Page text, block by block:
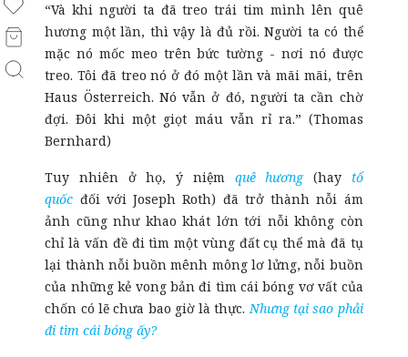
“Và khi người ta đã treo trái tim mình lên quê
hương một lần, thì vậy là đủ rồi. Người ta có thể
mặc nó mốc meo trên bức tường - nơi nó được
treo. Tôi đã treo nó ở đó một lần và mãi mãi, trên
Haus Österreich. Nó vẫn ở đó, người ta cần chờ
đợi. Đôi khi một giọt máu vẫn rỉ ra.” (Thomas
Bernhard)
Tuy nhiên ở họ, ý niệm quê hương(hay tổ
quốc đối với Joseph Roth) đã trở thành nỗi ám
ảnh cũng như khao khát lớn tới nỗi không còn
chỉ là vấn đề đi tìm một vùng đất cụ thể mà đã tụ
lại thành nỗi buồn mênh mông lơ lửng, nỗi buồn
của những kẻ vong bản đi tìm cái bóng vơ vất của
chốn có lẽ chưa bao giờ là thực.Nhưng tại sao phải
đi tìm cái bóng ấy?